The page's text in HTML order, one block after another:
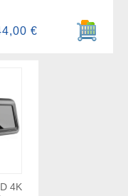
Ajouter
€
4K